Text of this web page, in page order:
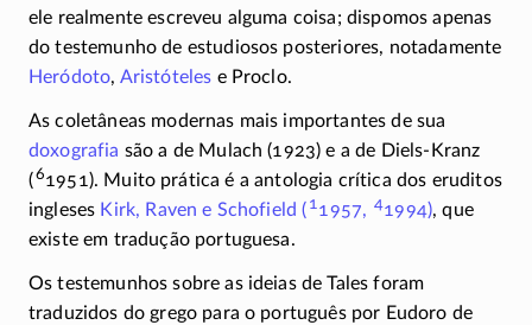
ele realmente escreveu alguma coisa; dispomos apenas
do testemunho de estudiosos posteriores, notadamente
Heródoto, Aristóteles e Proclo.
As coletâneas modernas mais importantes de sua
doxografia são a de Mulach (1923) e a de Diels-Kranz
(61951). Muito prática é a antologia crítica dos eruditos
ingleses Kirk, Raven e Schofield ( 11957, 41994), que
existe em tradução portuguesa.
Os testemunhos sobre as ideias de Tales foram
traduzidos do grego para o português por Eudoro de